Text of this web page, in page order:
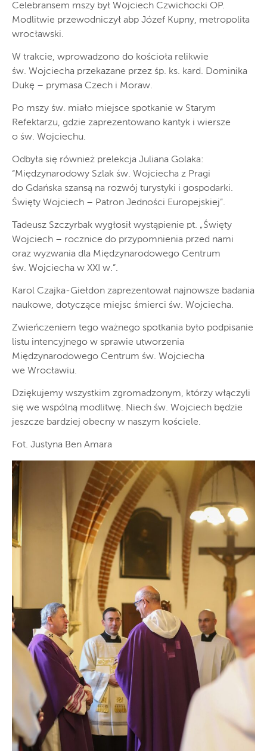
Celebransem mszy był Wojciech Czwichocki OP.
Modlitwie przewodniczył abp Józef Kupny, metropolita
wrocławski.
W trakcie, wprowadzono do kościoła relikwie
św. Wojciecha przekazane przez śp. ks. kard. Dominika
Dukę – prymasa Czech i Moraw.
Po mszy św. miało miejsce spotkanie w Starym
Refektarzu, gdzie zaprezentowano kantyk i wiersze
o św. Wojciechu.
Odbyła się również prelekcja Juliana Golaka:
“Międzynarodowy Szlak św. Wojciecha z Pragi
do Gdańska szansą na rozwój turystyki i gospodarki.
Święty Wojciech – Patron Jedności Europejskiej”.
Tadeusz Szczyrbak wygłosił wystąpienie pt. „Święty
Wojciech – rocznice do przypomnienia przed nami
oraz wyzwania dla Międzynarodowego Centrum
św. Wojciecha w XXI w.”.
Karol Czajka-Giełdon zaprezentował najnowsze badania
naukowe, dotyczące miejsc śmierci św. Wojciecha.
Zwieńczeniem tego ważnego spotkania było podpisanie
listu intencyjnego w sprawie utworzenia
Międzynarodowego Centrum św. Wojciecha
we Wrocławiu.
Dziękujemy wszystkim zgromadzonym, którzy włączyli
się we wspólną modlitwę. Niech św. Wojciech będzie
jeszcze bardziej obecny w naszym kościele.
Fot. Justyna Ben Amara